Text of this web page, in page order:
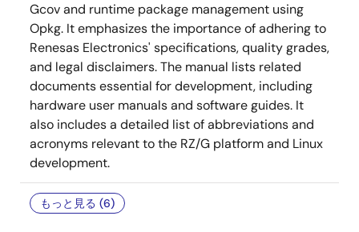
Gcov and runtime package management using
Opkg. It emphasizes the importance of adhering to
Renesas Electronics' specifications, quality grades,
and legal disclaimers. The manual lists related
documents essential for development, including
hardware user manuals and software guides. It
also includes a detailed list of abbreviations and
acronyms relevant to the RZ/G platform and Linux
development.
もっと見る (6)